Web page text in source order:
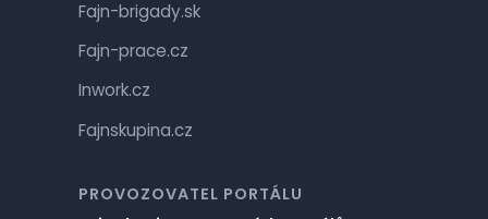
Fajn-brigady.sk
Fajn-prace.cz
Inwork.cz
Fajnskupina.cz
PROVOZOVATEL PORTÁLU